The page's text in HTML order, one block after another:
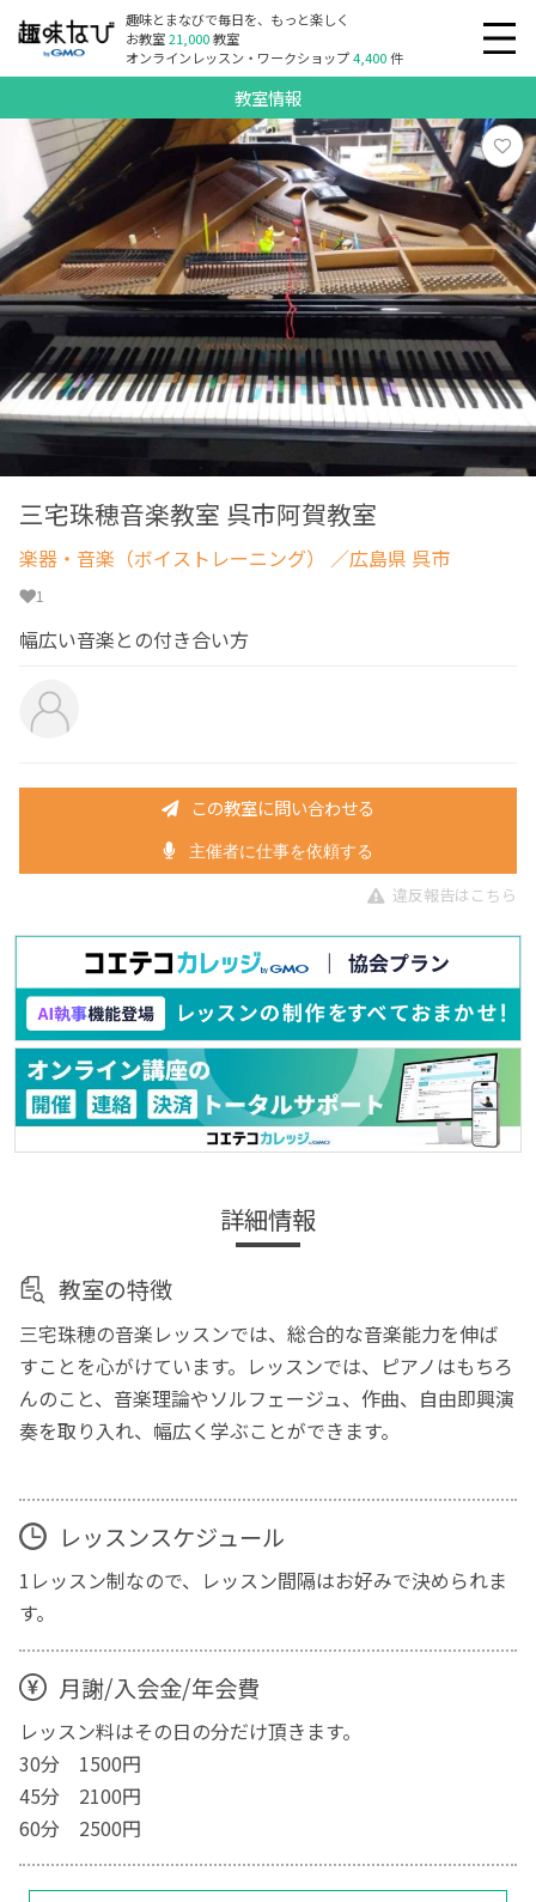
趣味とまなびで毎日を、もっと楽しく
お教室21,000教室
オンラインレッスン・ワークショップ4,400件
教室情報
三宅珠穂音楽教室 呉市阿賀教室
楽器・音楽（ボイストレーニング） ／広島県 呉市
1
幅広い音楽との付き合い方
この教室に問い合わせる
主催者に仕事を依頼する
違反報告はこちら
詳細情報
教室の特徴
三宅珠穂の音楽レッスンでは、総合的な音楽能力を伸ば
すことを心がけています。レッスンでは、ピアノはもちろ
んのこと、音楽理論やソルフェージュ、作曲、自由即興演
奏を取り入れ、幅広く学ぶことができます。
レッスンスケジュール
1レッスン制なので、レッスン間隔はお好みで決められま
す。
月謝/入会金/年会費
レッスン料はその日の分だけ頂きます。
30分 1500円
45分 2100円
60分 2500円